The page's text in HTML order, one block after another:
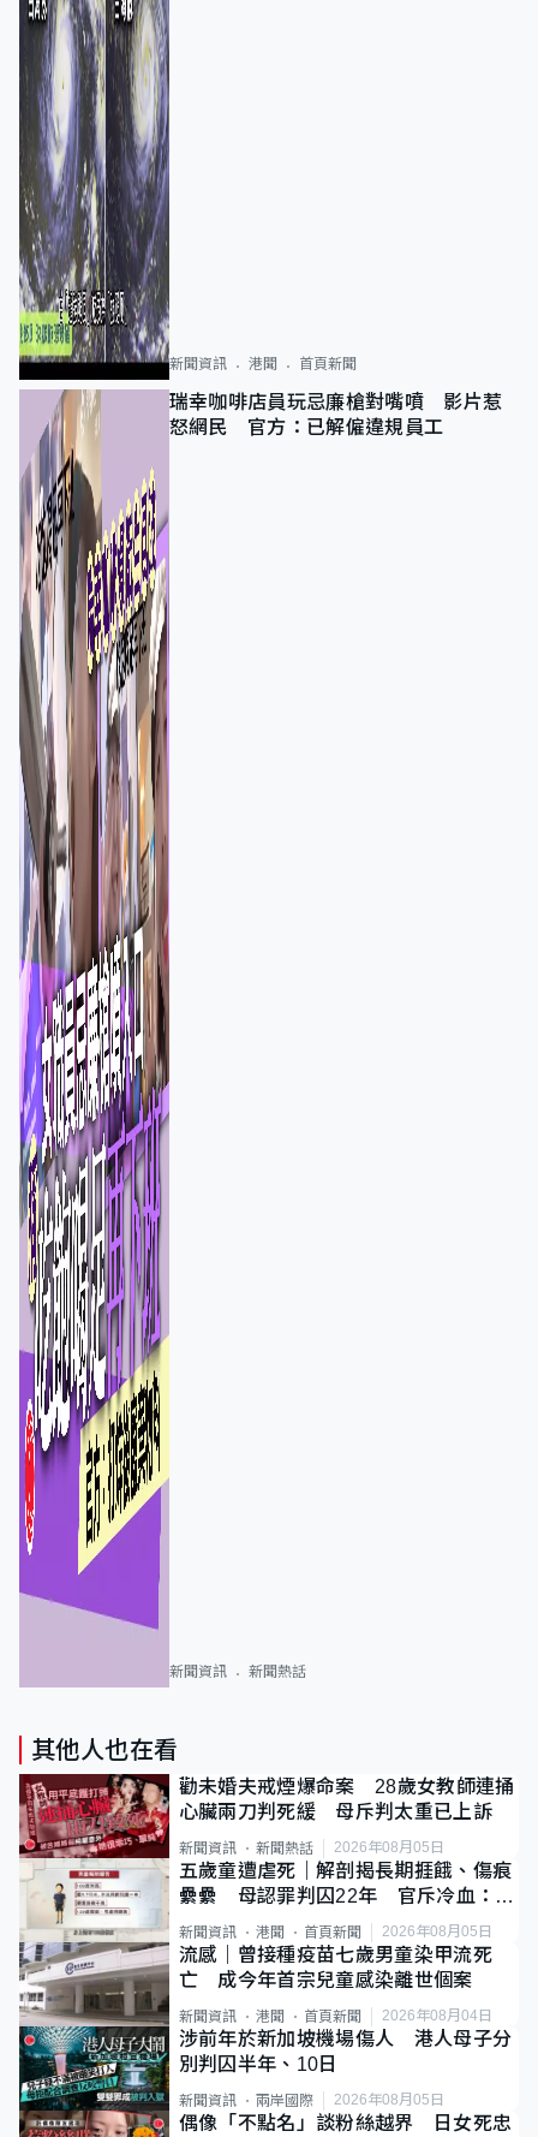
新聞資訊 港聞 首頁新聞
瑞幸咖啡店員玩忌廉槍對嘴噴 影片惹
怒網民 官方：已解僱違規員工
新聞資訊 新聞熱話
其他人也在看
勸未婚夫戒煙爆命案 28歲女教師連捅
心臟兩刀判死緩 母斥判太重已上訴
新聞資訊 新聞熱話 2026年08月05日
五歲童遭虐死｜解剖揭長期捱餓、傷痕
纍纍 母認罪判囚22年 官斥冷血：同
類案最惡劣
新聞資訊 港聞 首頁新聞 2026年08月05日
流感｜曾接種疫苗七歲男童染甲流死
亡 成今年首宗兒童感染離世個案
新聞資訊 港聞 首頁新聞 2026年08月04日
涉前年於新加坡機場傷人 港人母子分
別判囚半年、10日
新聞資訊 兩岸國際 2026年08月05日
偶像「不點名」談粉絲越界 日女死忠